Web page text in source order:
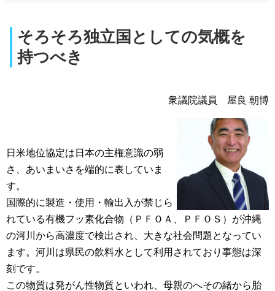
そろそろ独立国としての気概を
持つべき
衆議院議員 屋良 朝博
日米地位協定は日本の主権意識の弱
さ、あいまいさを端的に表していま
す。
国際的に製造・使用・輸出入が禁じら
れている有機フッ素化合物（ＰＦＯＡ、ＰＦＯＳ）が沖縄
の河川から高濃度で検出され、大きな社会問題となってい
ます。河川は県民の飲料水として利用されており事態は深
刻です。
この物質は発がん性物質といわれ、母親のへその緒から胎